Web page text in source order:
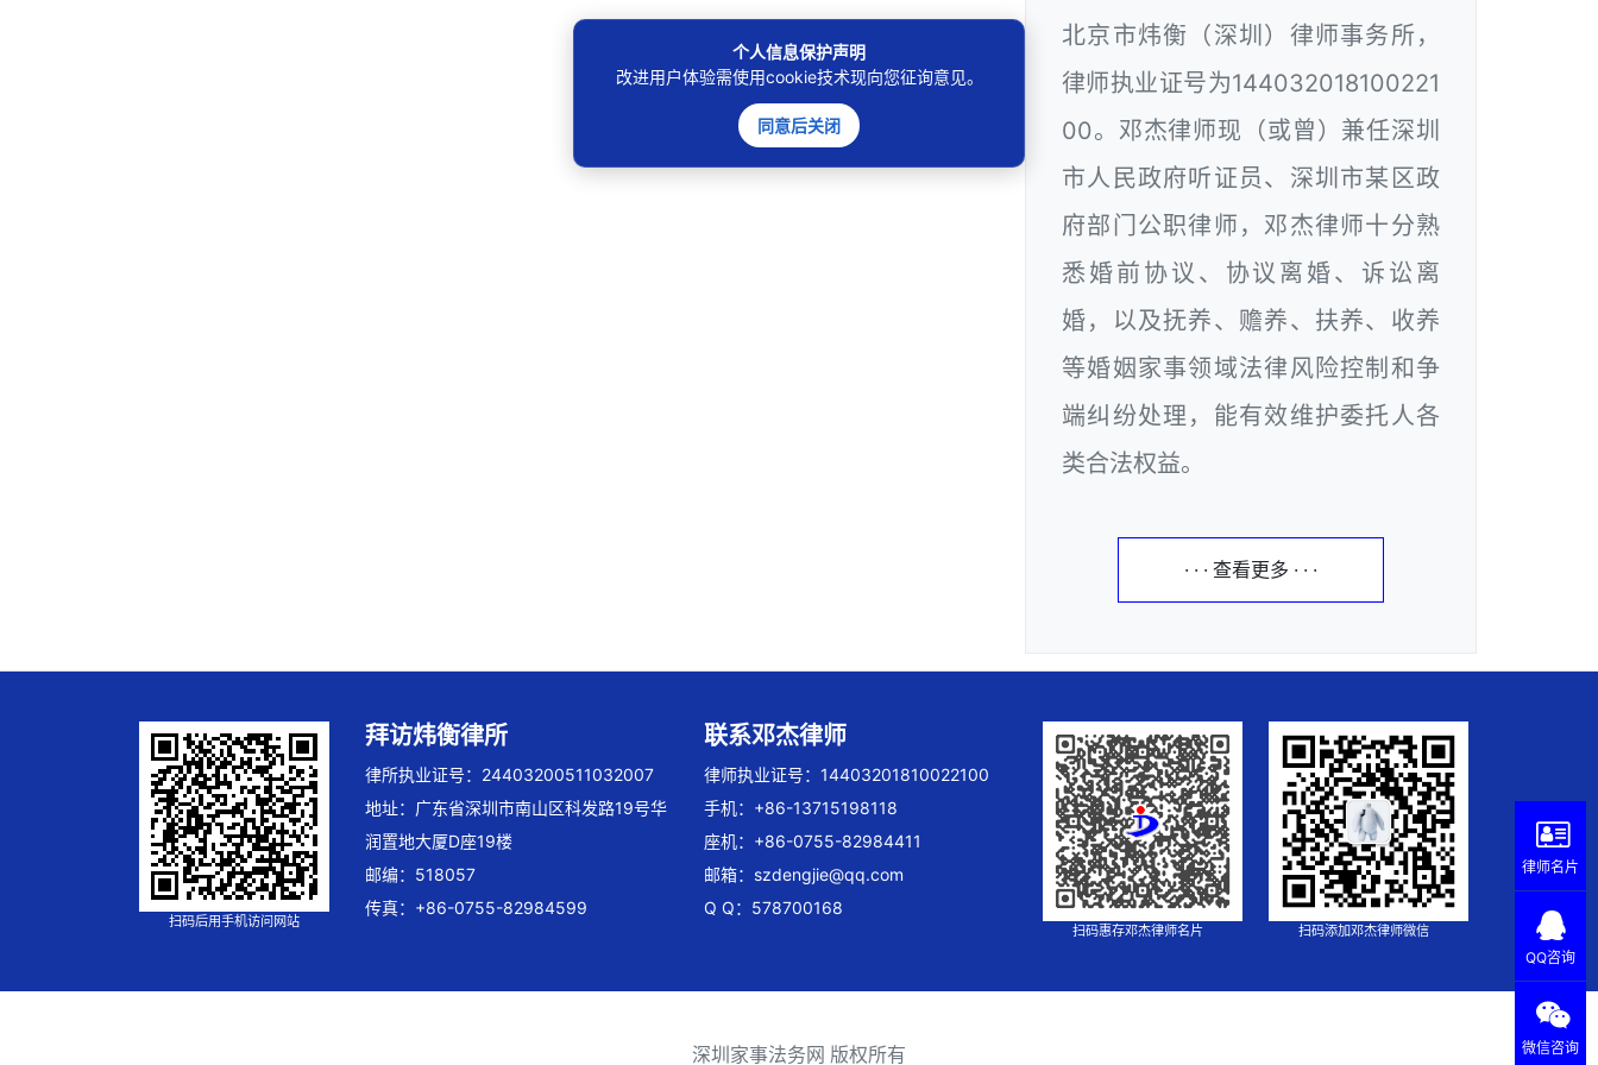
北京市炜衡（深圳）律师事务所，
律师执业证号为144032018100221
00。邓杰律师现（或曾）兼任深圳
市人民政府听证员、深圳市某区政
府部门公职律师，邓杰律师十分熟
悉婚前协议、协议离婚、诉讼离
婚，以及抚养、赡养、扶养、收养
等婚姻家事领域法律风险控制和争
端纠纷处理，能有效维护委托人各
类合法权益。
· · · 查看更多 · · ·
扫码后用手机访问网站
拜访炜衡律所
律所执业证号：24403200511032007
地址：广东省深圳市南山区科发路19号华
润置地大厦D座19楼
邮编：518057
传真：+86-0755-82984599
联系邓杰律师
律师执业证号：14403201810022100
手机：+86-13715198118
座机：+86-0755-82984411
邮箱： szdengjie@qq.com
Q Q：578700168
扫码惠存邓杰律师名片 扫码添加邓杰律师微信
深圳家事法务网 版权所有
个人信息保护声明
改进用户体验需使用cookie技术现向您征询意见。
同意后关闭
律师名片
QQ咨询
微信咨询